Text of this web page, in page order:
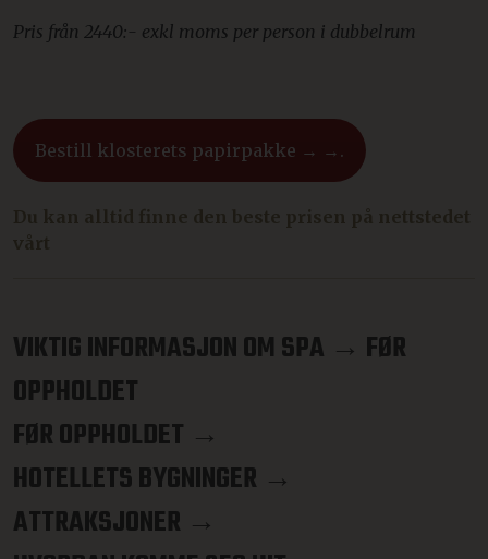
Pris från 2440:- exkl moms per person i dubbelrum
Bestill klosterets papirpakke → →.
Du kan alltid finne den beste prisen på nettstedet
vårt
VIKTIG INFORMASJON OM SPA → FØR
OPPHOLDET
FØR OPPHOLDET →
HOTELLETS BYGNINGER →
ATTRAKSJONER →